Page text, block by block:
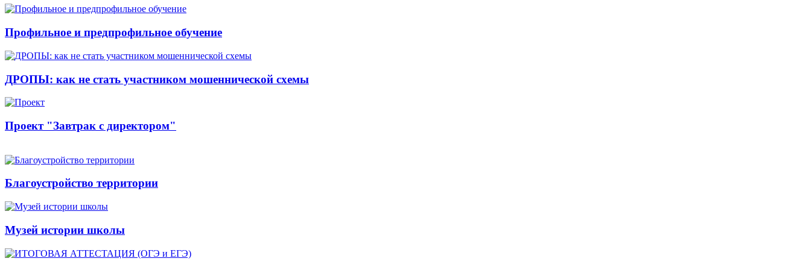
Профильное и предпрофильное обучение
ДРОПЫ: как не стать участником мошеннической схемы
Проект "Завтрак с директором"
Благоустройство территории
Музей истории школы